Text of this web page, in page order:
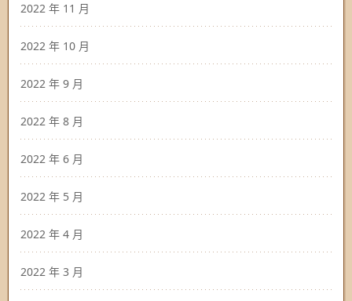
2022 年 11 月
2022 年 10 月
2022 年 9 月
2022 年 8 月
2022 年 6 月
2022 年 5 月
2022 年 4 月
2022 年 3 月